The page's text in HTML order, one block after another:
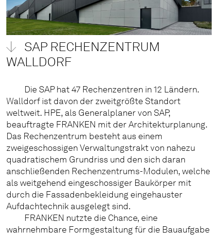
SAP RECHENZENTRUM
WALLDORF
Die SAP hat 47 Rechenzentren in 12 Ländern.
Walldorf ist davon der zweitgrößte Standort
weltweit. HPE, als Generalplaner von SAP,
beauftragte FRANKEN mit der Architekturplanung.
Das Rechenzentrum besteht aus einem
zweigeschossigen Verwaltungstrakt von nahezu
quadratischem Grundriss und den sich daran
anschließenden Rechenzentrums-Modulen, welche
als weitgehend eingeschossiger Baukörper mit
durch die Fassadenbekleidung eingehauster
Aufdachtechnik ausgelegt sind.
FRANKEN nutzte die Chance, eine
wahrnehmbare Formgestaltung für die Bauaufgabe